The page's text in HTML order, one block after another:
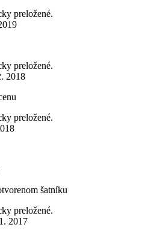
preložené.
preložené.
2018
preložené.
šatníku
preložené.
2017